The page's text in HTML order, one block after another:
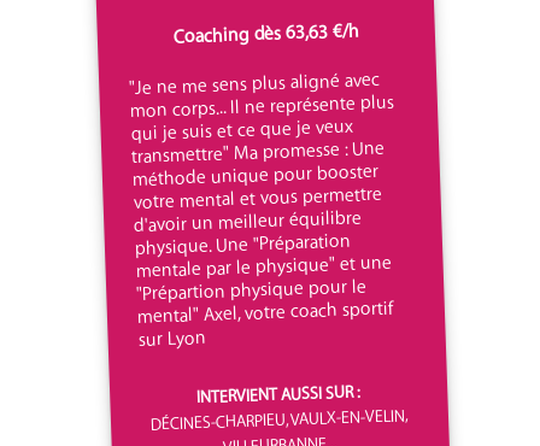
Coaching dès 63,63 €/h
"Je ne me sens plus aligné avec
mon corps... Il ne représente plus
qui je suis et ce que je veux
transmettre" Ma promesse : Une
méthode unique pour booster
votre mental et vous permettre
d'avoir un meilleur équilibre
physique. Une "Préparation
mentale par le physique" et une
"Prépartion physique pour le
mental" Axel, votre coach sportif
sur Lyon
INTERVIENT AUSSI SUR :
DÉCINES-CHARPIEU, VAULX-EN-VELIN,